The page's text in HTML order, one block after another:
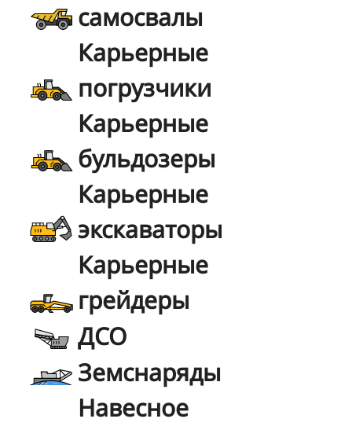
самосвалы
Карьерные
погрузчики
Карьерные
бульдозеры
Карьерные
экскаваторы
Карьерные
грейдеры
ДСО
Земснаряды
Навесное